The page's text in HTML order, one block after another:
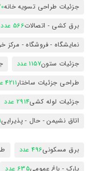
جزئیات طراحی تسویه خانه120 عدد
برق کشی - اتصالات566 عدد
نمایشگاه - فروشگاه - مرکز
جزئیات ستون1157 عدد
طراحی جزئیات ساختار4211 عدد
جزئیات لوله کشی2914 عدد
اتاق نشیمن - حال - پذیرایی261
برق مسکونی496 عدد